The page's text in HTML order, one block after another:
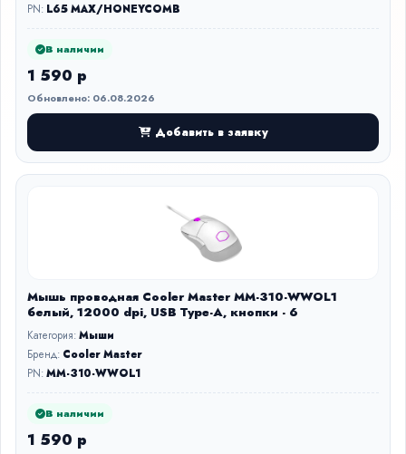
PN: L65 MAX/HONEYCOMB
В наличии
1 590 р
Обновлено: 06.08.2026
Добавить в заявку
Мышь проводная Cooler Master MM-310-WWOL1
белый, 12000 dpi, USB Type-A, кнопки - 6
Категория:Мыши
Бренд: Cooler Master
PN:MM-310-WWOL1
В наличии
1 590 р